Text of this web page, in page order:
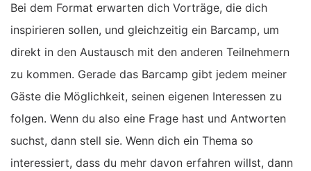
Bei dem Format erwarten dich Vorträge, die dich
inspirieren sollen, und gleichzeitig ein Barcamp, um
direkt in den Austausch mit den anderen Teilnehmern
zu kommen. Gerade das Barcamp gibt jedem meiner
Gäste die Möglichkeit, seinen eigenen Interessen zu
folgen. Wenn du also eine Frage hast und Antworten
suchst, dann stell sie. Wenn dich ein Thema so
interessiert, dass du mehr davon erfahren willst, dann